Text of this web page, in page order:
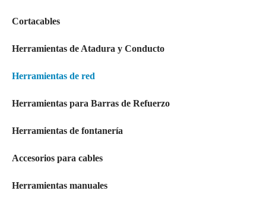
Cortacables
Herramientas de Atadura y Conducto
Herramientas de red
Herramientas para Barras de Refuerzo
Herramientas de fontanería
Accesorios para cables
Herramientas manuales